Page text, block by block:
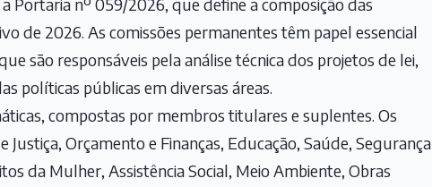
de 2026. As comissões permanentes têm papel essencial
são responsáveis pela análise técnica dos projetos de lei,
políticas públicas em diversas áreas.
compostas por membros titulares e suplentes. Os
Orçamento e Finanças, Educação, Saúde, Segurança
da Mulher, Assistência Social, Meio Ambiente, Obras